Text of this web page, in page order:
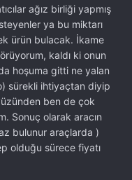
ağız birliği yapmış
ya bu miktarı
ürün bulacak. İkame
kaldı ki onun
hoşuma gitti ne yalan
sürekli ihtiyaçtan diyip
ben de çok
Sonuç olarak aracın
bulunur araçlarda )
olduğu sürece fiyatı